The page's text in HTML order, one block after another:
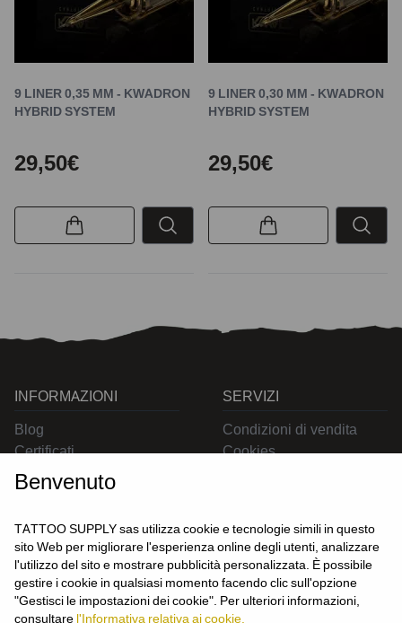
9 LINER 0,35 MM - KWADRON
HYBRID SYSTEM
29,50€
9 LINER 0,30 MM - KWADRON
HYBRID SYSTEM
29,50€
CONTATTACI
INFORMAZIONI
Blog
Certificati
Contatti
SERVIZI
Condizioni di vendita
Cookies
UTENTE
Login
Benvenuto
TATTOO SUPPLY sas utilizza cookie e tecnologie simili in questo
sito Web per migliorare l'esperienza online degli utenti, analizzare
l'utilizzo del sito e mostrare pubblicità personalizzata. È possibile
gestire i cookie in qualsiasi momento facendo clic sull'opzione
"Gestisci le impostazioni dei cookie". Per ulteriori informazioni,
consultare l'Informativa relativa ai cookie.